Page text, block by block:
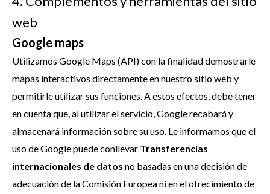
web
Google maps
Utilizamos Google Maps (API) con la finalidad demostrarle
mapas interactivos directamente en nuestro sitio web y
permitirle utilizar sus funciones. A estos efectos, debe tener
en cuenta que, al utilizar el servicio, Google recabará y
almacenará información sobre su uso. Le informamos que el
uso de Google puede conllevar Transferencias
internacionales de datos no basadas en una decisión de
adecuación de la Comisión Europea ni en el ofrecimiento de